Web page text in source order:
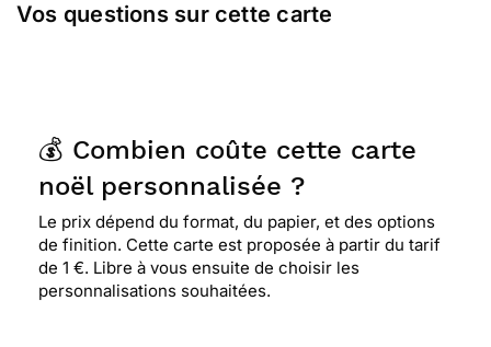
Vos questions sur cette carte
💰 Combien coûte cette carte
noël personnalisée ?
Le prix dépend du format, du papier, et des options
de finition. Cette carte est proposée à partir du tarif
de 1 €. Libre à vous ensuite de choisir les
personnalisations souhaitées.